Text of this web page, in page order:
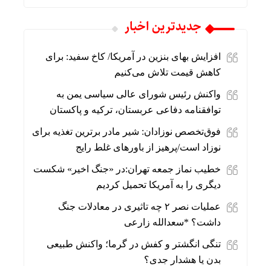
جديدترين اخبار
افزایش بهای بنزین در آمریکا/ کاخ سفید: برای
کاهش قیمت تلاش می‌کنیم
واکنش رئیس شورای عالی سیاسی یمن به
توافقنامه دفاعی عربستان، ترکیه و پاکستان
فوق‌تخصص نوزادان: شیر مادر برترین تغذیه برای
نوزاد است/پرهیز از باورهای غلط رایج
خطیب نماز جمعه تهران:در «جنگ اخیر» شکست
دیگری را به آمریکا تحمیل کردیم
عملیات نصر ۲ چه تاثیری در معادلات جنگ
داشت؟ *سعدالله زارعی
تنگی انگشتر و کفش در گرما؛ واکنش طبیعی
بدن یا هشدار جدی؟